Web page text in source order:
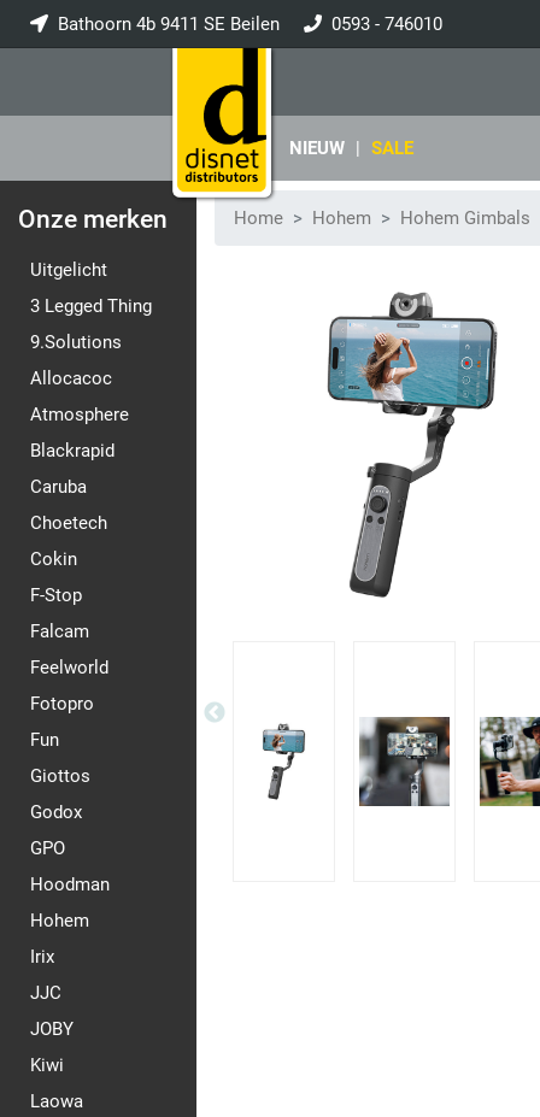
Bathoorn 4b 9411 SE Beilen 0593 - 746010
NIEUW | SALE
Onze merken
Uitgelicht
3 Legged Thing
9.Solutions
Allocacoc
Atmosphere
Blackrapid
Caruba
Choetech
Cokin
F-Stop
Falcam
Feelworld
Fotopro
Fun
Giottos
Godox
GPO
Hoodman
Hohem
Irix
JJC
JOBY
Kiwi
Laowa
Home Hohem Hohem Gimbals